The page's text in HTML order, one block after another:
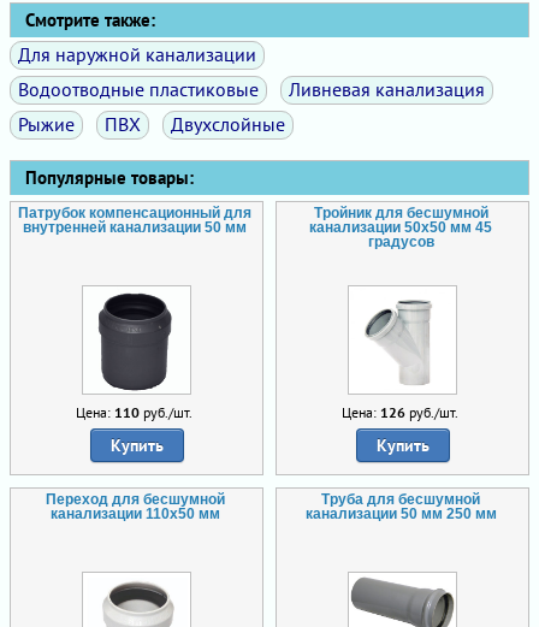
Смотрите также:
Для наружной канализации
Водоотводные пластиковые
Ливневая канализация
Рыжие
ПВХ Двухслойные
Популярные товары:
Патрубок компенсационный для
внутренней канализации 50 мм
Цена: 110руб./шт.
Купить
Тройник для бесшумной
канализации 50х50 мм 45
градусов
Цена: 126руб./шт.
Купить
Переход для бесшумной
канализации 110х50 мм
Труба для бесшумной
канализации 50 мм 250 мм